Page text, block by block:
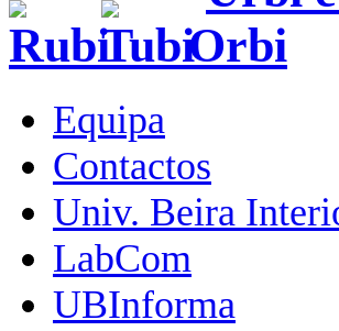
Equipa
Contactos
Univ. Beira
LabCom
UBInforma